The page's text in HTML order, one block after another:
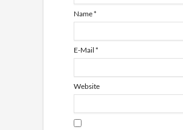
Name*
E-Mail *
Website